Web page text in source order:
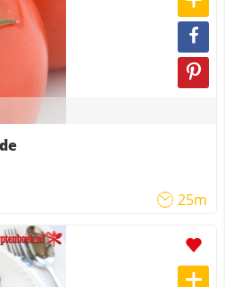
25m